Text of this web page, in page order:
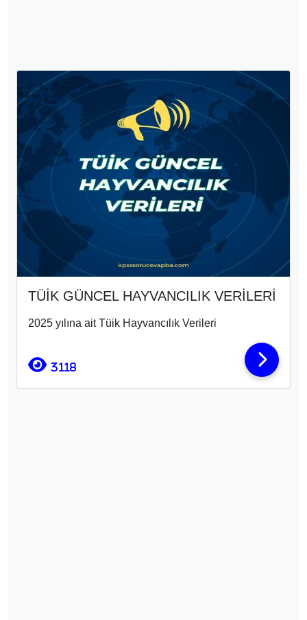
TÜİK GÜNCEL HAYVANCILIK VERİLERİ
2025 yılına ait Tüik Hayvancılık Verileri
3118